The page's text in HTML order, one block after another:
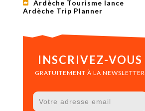
Ardèche Tourisme lance
Ardèche Trip Planner
INSCRIVEZ-VOUS
GRATUITEMENT À LA NEWSLETTER